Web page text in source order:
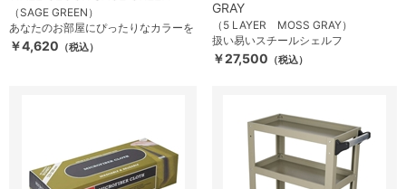
（SAGE GREEN）
あなたのお部屋にぴったりなカラーを
￥4,620 （税込）
GRAY
（5 LAYER MOSS GRAY）
扱い易いスチールシェルフ
￥27,500 （税込）